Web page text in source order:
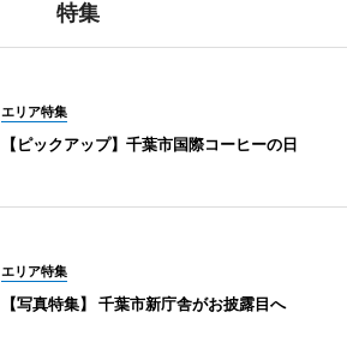
特集
エリア特集
【ピックアップ】千葉市国際コーヒーの日
エリア特集
【写真特集】 千葉市新庁舎がお披露目へ